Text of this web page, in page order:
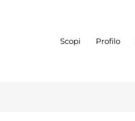
Scopi Profilo